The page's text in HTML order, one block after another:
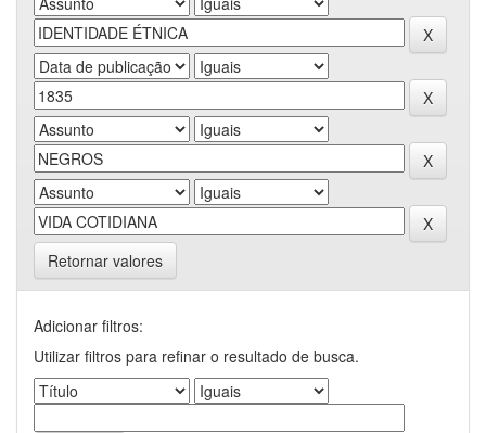
Retornar valores
Adicionar filtros:
Utilizar filtros para refinar o resultado de busca.